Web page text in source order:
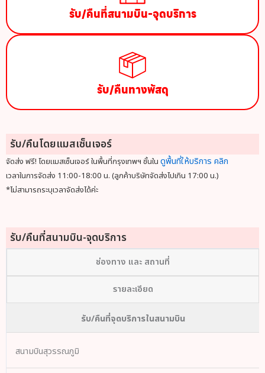
รับ/คืนที่สนามบิน-จุดบริการ
รับ/คืนทางพัสดุ
รับ/คืนโดยแมสเซ็นเจอร์
จัดส่ง ฟรี! โดยแมสเซ็นเจอร์ ในพื้นที่กรุงเทพฯ ชั้นใน ดูพื้นที่ให้บริการ คลิก
เวลาในการจัดส่ง 11:00-18:00 น. (ลูกค้าบริษัทจัดส่งไปเกิน 17:00 น.)
*ไม่สามารถระบุเวลาจัดส่งได้ค่ะ
รับ/คืนที่สนามบิน-จุดบริการ
ช่องทาง และ สถานที่
รายละเอียด
รับ/คืนที่จุดบริการในสนามบิน
สนามบินสุวรรณภูมิ